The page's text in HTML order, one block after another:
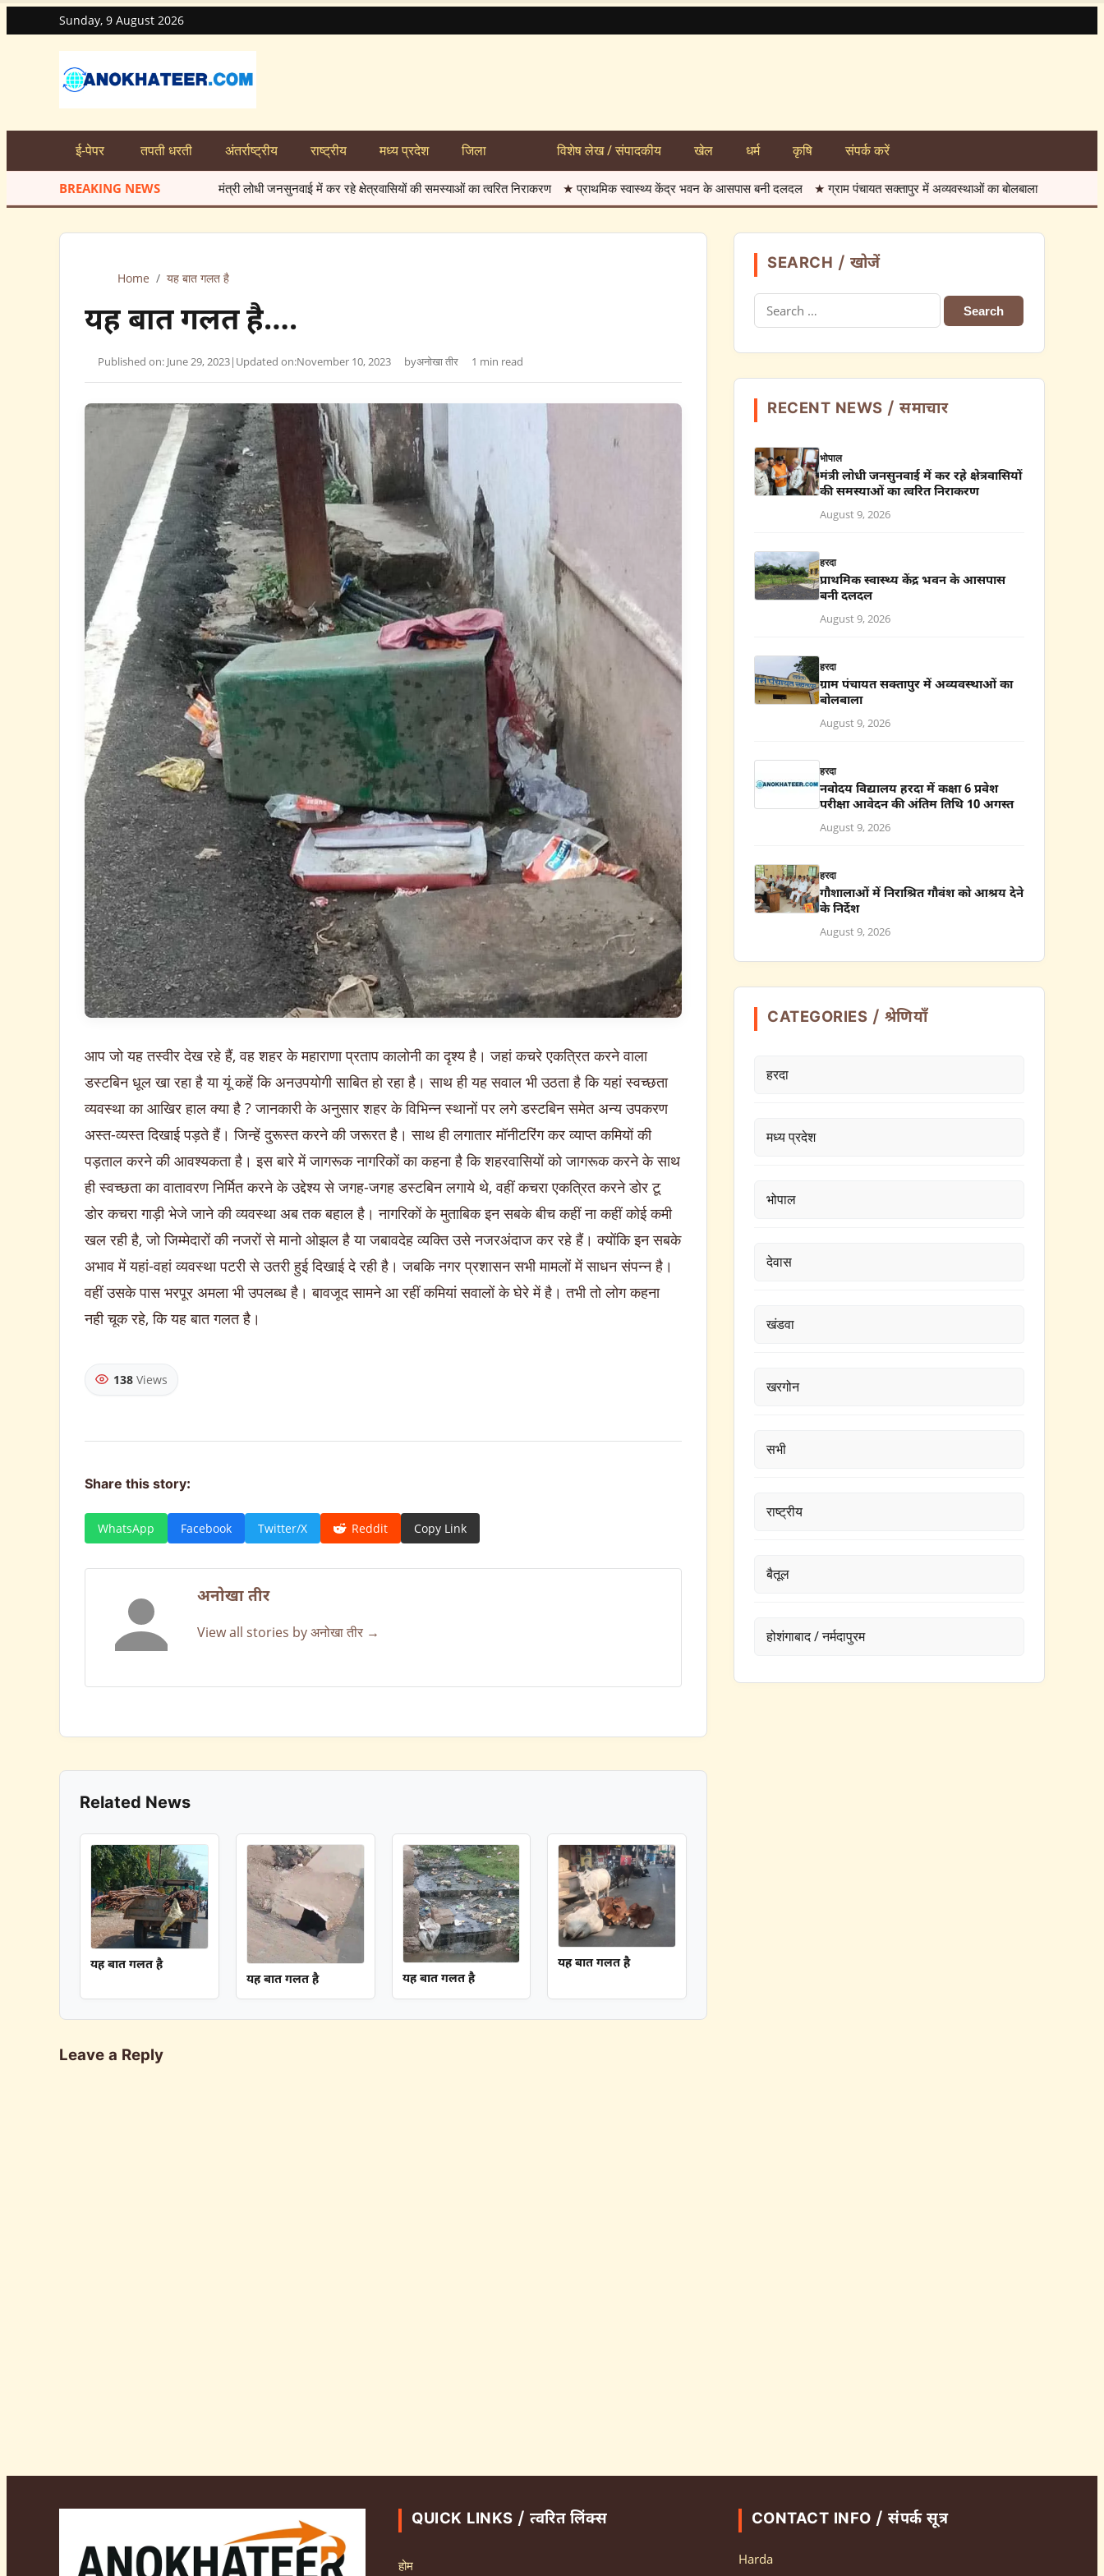
Sunday, 9 August 2026
ई-पेपर तपती धरती अंतर्राष्ट्रीय राष्ट्रीय मध्य प्रदेश जिला विशेष लेख / संपादकीय खेल धर्म कृषि संपर्क करें
BREAKING NEWSमंत्री लोधी जनसुनवाई में कर रहे क्षेत्रवासियों की समस्याओं का त्वरित निराकरण ★ प्राथमिक स्वास्थ्य केंद्र भवन के आसपास बनी दलदल ★ ग्राम पंचायत सक्तापुर में अव्यवस्थाओं का बोलबाला ★ नवोदय विद्यालय हरदा में
Home / यह बात गलत है
यह बात गलत है….
Published on: June 29, 2023| Updated on:November 10, 2023 byअनोखा तीर 1 min read
आप जो यह तस्वीर देख रहे हैं, वह शहर के महाराणा प्रताप कालोनी का दृश्य है। जहां कचरे एकत्रित करने वाला
डस्टबिन धूल खा रहा है या यूं कहें कि अनउपयोगी साबित हो रहा है। साथ ही यह सवाल भी उठता है कि यहां स्वच्छता
व्यवस्था का आखिर हाल क्या है ? जानकारी के अनुसार शहर के विभिन्न स्थानों पर लगे डस्टबिन समेत अन्य उपकरण
अस्त-व्यस्त दिखाई पड़ते हैं। जिन्हें दुरूस्त करने की जरूरत है। साथ ही लगातार मॉनीटरिंग कर व्याप्त कमियों की
पड़ताल करने की आवश्यकता है। इस बारे में जागरूक नागरिकों का कहना है कि शहरवासियों को जागरूक करने के साथ
ही स्वच्छता का वातावरण निर्मित करने के उद्देश्य से जगह-जगह डस्टबिन लगाये थे, वहीं कचरा एकत्रित करने डोर टू
डोर कचरा गाड़ी भेजे जाने की व्यवस्था अब तक बहाल है। नागरिकों के मुताबिक इन सबके बीच कहीं ना कहीं कोई कमी
खल रही है, जो जिम्मेदारों की नजरों से मानो ओझल है या जबावदेह व्यक्ति उसे नजरअंदाज कर रहे हैं। क्योंकि इन सबके
अभाव में यहां-वहां व्यवस्था पटरी से उतरी हुई दिखाई दे रही है। जबकि नगर प्रशासन सभी मामलों में साधन संपन्न है।
वहीं उसके पास भरपूर अमला भी उपलब्ध है। बावजूद सामने आ रहीं कमियां सवालों के घेरे में है। तभी तो लोग कहना
नही चूक रहे, कि यह बात गलत है।
138 Views
Share this story:
WhatsApp Facebook Twitter/X Reddit Copy Link
अनोखा तीर
View all stories by अनोखा तीर →
Related News
यह बात गलत है
यह बात गलत है
यह बात गलत है
यह बात गलत है
Leave a Reply
SEARCH / खोजें
Search
for:
RECENT NEWS / समाचार
भोपाल
मंत्री लोधी जनसुनवाई में कर रहे क्षेत्रवासियों
की समस्याओं का त्वरित निराकरण
August 9, 2026
हरदा
प्राथमिक स्वास्थ्य केंद्र भवन के आसपास
बनी दलदल
August 9, 2026
हरदा
ग्राम पंचायत सक्तापुर में अव्यवस्थाओं का
बोलबाला
August 9, 2026
हरदा
नवोदय विद्यालय हरदा में कक्षा 6 प्रवेश
परीक्षा आवेदन की अंतिम तिथि 10 अगस्त
August 9, 2026
हरदा
गौशालाओं में निराश्रित गौवंश को आश्रय देने
के निर्देश
August 9, 2026
CATEGORIES / श्रेणियाँ
हरदा
मध्य प्रदेश
भोपाल
देवास
खंडवा
खरगोन
सभी
राष्ट्रीय
बैतूल
होशंगाबाद / नर्मदापुरम
QUICK LINKS / त्वरित लिंक्स
होम
CONTACT INFO / संपर्क सूत्र
Harda